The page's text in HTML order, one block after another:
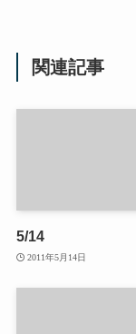
関連記事
5/14
2011年5月14日